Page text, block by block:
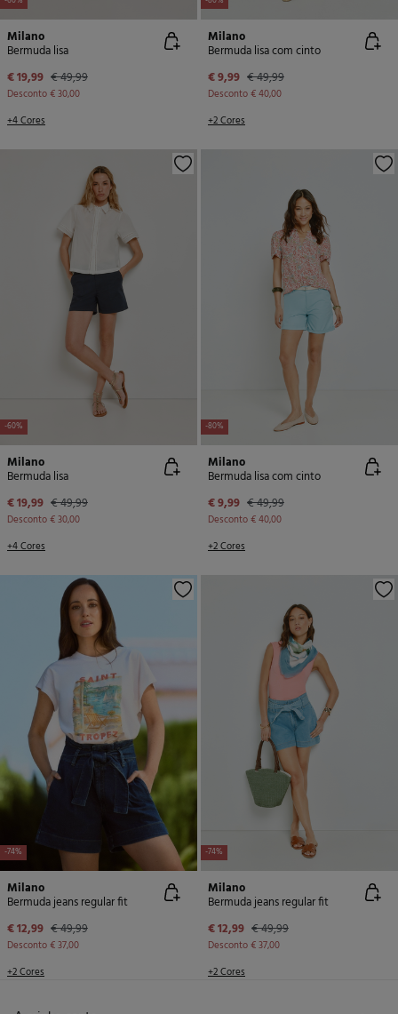
Milano
Bermuda lisa
€ 19,99 € 49,99
Desconto€ 30,00
+4 Cores
Milano
Bermuda lisa com cinto
€ 9,99 € 49,99
Desconto€ 40,00
+2 Cores
-60%
Milano
Bermuda lisa
€ 19,99 € 49,99
Desconto€ 30,00
+4 Cores
-80%
Milano
Bermuda lisa com cinto
€ 9,99 € 49,99
Desconto€ 40,00
+2 Cores
-74%
Milano
Bermuda jeans regular fit
€ 12,99 € 49,99
Desconto€ 37,00
+2 Cores
-74%
Milano
Bermuda jeans regular fit
€ 12,99 € 49,99
Desconto€ 37,00
+2 Cores